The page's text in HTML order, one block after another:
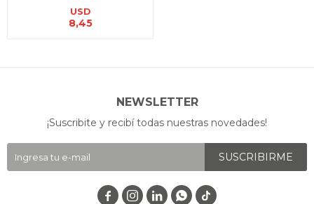
USD
8,45
NEWSLETTER
¡Suscribite y recibí todas nuestras novedades!
SUSCRIBIRME
   